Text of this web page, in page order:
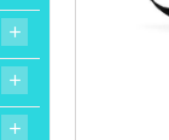


